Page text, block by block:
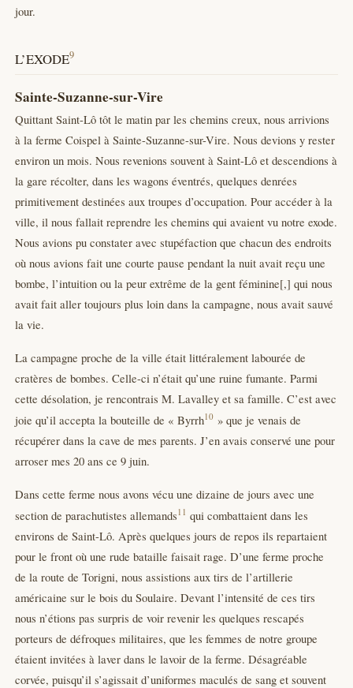
jour.
L’EXODE9
Sainte-Suzanne-sur-Vire
Quittant Saint-Lô tôt le matin par les chemins creux, nous arrivions
à la ferme Coispel à Sainte-Suzanne-sur-Vire. Nous devions y rester
environ un mois. Nous revenions souvent à Saint-Lô et descendions à
la gare récolter, dans les wagons éventrés, quelques denrées
primitivement destinées aux troupes d’occupation. Pour accéder à la
ville, il nous fallait reprendre les chemins qui avaient vu notre exode.
Nous avions pu constater avec stupéfaction que chacun des endroits
où nous avions fait une courte pause pendant la nuit avait reçu une
bombe, l’intuition ou la peur extrême de la gent féminine[,] qui nous
avait fait aller toujours plus loin dans la campagne, nous avait sauvé
la vie.
La campagne proche de la ville était littéralement labourée de
cratères de bombes. Celle-ci n’était qu’une ruine fumante. Parmi
cette désolation, je rencontrais M. Lavalley et sa famille. C’est avec
joie qu’il accepta la bouteille de « Byrrh10 » que je venais de
récupérer dans la cave de mes parents. J’en avais conservé une pour
arroser mes 20 ans ce 9 juin.
Dans cette ferme nous avons vécu une dizaine de jours avec une
section de parachutistes allemands 11 qui combattaient dans les
environs de Saint-Lô. Après quelques jours de repos ils repartaient
pour le front où une rude bataille faisait rage. D’une ferme proche
de la route de Torigni, nous assistions aux tirs de l’artillerie
américaine sur le bois du Soulaire. Devant l’intensité de ces tirs
nous n’étions pas surpris de voir revenir les quelques rescapés
porteurs de défroques militaires, que les femmes de notre groupe
étaient invitées à laver dans le lavoir de la ferme. Désagréable
corvée, puisqu’il s’agissait d’uniformes maculés de sang et souvent